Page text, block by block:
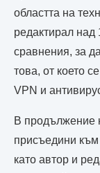
областта на
редактирал над
сравнения, за
това, от което
VPN и
В продължение
присъедини
като автор и